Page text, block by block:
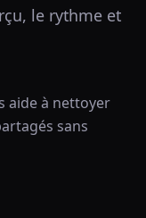
le rythme et
aide à nettoyer
sans